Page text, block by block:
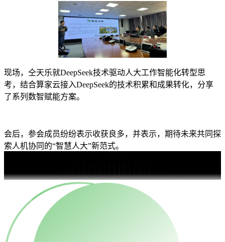
现场，仝天乐就DeepSeek技术驱动人大工作智能化转型思
考，结合算家云接入DeepSeek的技术积累和成果转化，分享
了系列数智赋能方案。
会后，参会成员纷纷表示收获良多，并表示，期待未来共同探
索人机协同的“智慧人大”新范式。